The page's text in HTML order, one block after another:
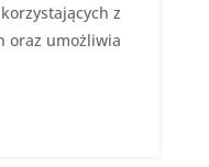
z
oraz umożliwia